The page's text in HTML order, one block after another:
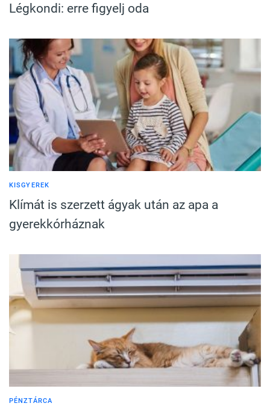
Légkondi: erre figyelj oda
KISGYEREK
Klímát is szerzett ágyak után az apa a
gyerekkórháznak
PÉNZTÁRCA